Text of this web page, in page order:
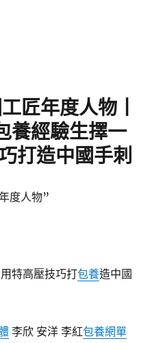
匠年度人物丨
養經驗生擇一
打造中國手刺
度人物”
特高壓技巧打包養造中國
李欣 安洋 李紅包養網單